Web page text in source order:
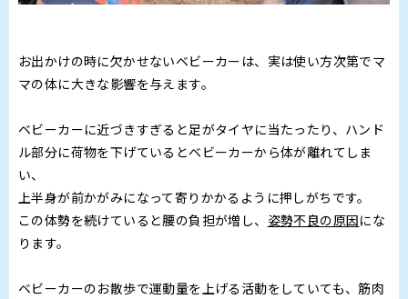
お出かけの時に欠かせないベビーカーは、実は使い方次第でマ
マの体に大きな影響を与えます。
ベビーカーに近づきすぎると足がタイヤに当たったり、ハンド
ル部分に荷物を下げているとベビーカーから体が離れてしま
い、
上半身が前かがみになって寄りかかるように押しがちです。
この体勢を続けていると腰の負担が増し、 姿勢不良の原因にな
ります。
ベビーカーのお散歩で運動量を上げる活動をしていても、筋肉